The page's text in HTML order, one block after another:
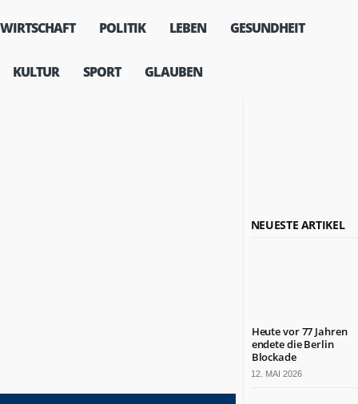
WIRTSCHAFT POLITIK LEBEN GESUNDHEIT
KULTUR SPORT GLAUBEN
NEUESTE ARTIKEL
Heute vor 77 Jahren
endete die Berlin
Blockade
12. MAI 2026
Kultur
Kontakt
Impressum